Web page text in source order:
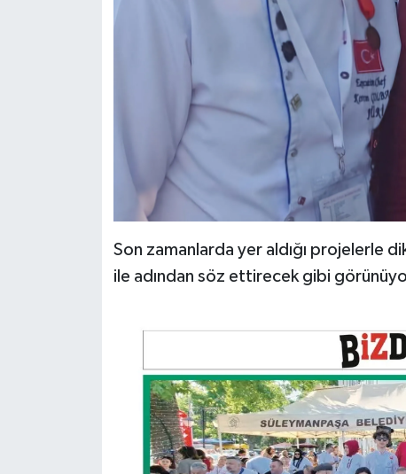
Son zamanlarda yer aldığı projelerle
ile adından söz ettirecek gibi